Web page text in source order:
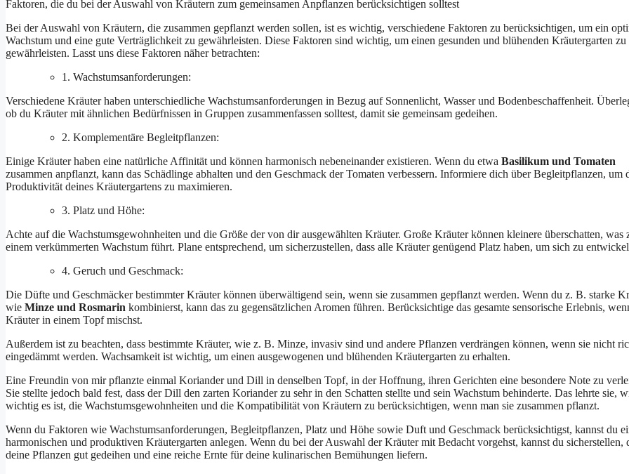
Faktoren, die du bei der Auswahl von Kräutern zum gemeinsamen Anpflanzen berücksichtigen solltest
Bei der Auswahl von Kräutern, die zusammen gepflanzt werden sollen, ist es wichtig, verschiedene Faktoren zu berücksichtigen, um ein
Wachstum und eine gute Verträglichkeit zu gewährleisten. Diese Faktoren sind wichtig, um einen gesunden und blühenden Kräutergarten zu
gewährleisten. Lasst uns diese Faktoren näher betrachten:
1. Wachstumsanforderungen:
Verschiedene Kräuter haben unterschiedliche Wachstumsanforderungen in Bezug auf Sonnenlicht, Wasser und Bodenbeschaffenheit.
ob du Kräuter mit ähnlichen Bedürfnissen in Gruppen zusammenfassen solltest, damit sie gemeinsam gedeihen.
2. Komplementäre Begleitpflanzen:
Einige Kräuter haben eine natürliche Affinität und können harmonisch nebeneinander existieren. Wenn du etwa Basilikum und Tomaten
zusammen anpflanzt, kann das Schädlinge abhalten und den Geschmack der Tomaten verbessern. Informiere dich über Begleitpflanzen, um
Produktivität deines Kräutergartens zu maximieren.
3. Platz und Höhe:
Achte auf die Wachstumsgewohnheiten und die Größe der von dir ausgewählten Kräuter. Große Kräuter können kleinere überschatten, was
einem verkümmerten Wachstum führt. Plane entsprechend, um sicherzustellen, dass alle Kräuter genügend Platz haben, um sich zu
4. Geruch und Geschmack:
Die Düfte und Geschmäcker bestimmter Kräuter können überwältigend sein, wenn sie zusammen gepflanzt werden. Wenn du z. B. starke
wie Minze und Rosmarin kombinierst, kann das zu gegensätzlichen Aromen führen. Berücksichtige das gesamte sensorische Erlebnis,
Kräuter in einem Topf mischst.
Außerdem ist zu beachten, dass bestimmte Kräuter, wie z. B. Minze, invasiv sind und andere Pflanzen verdrängen können, wenn sie nicht
eingedämmt werden. Wachsamkeit ist wichtig, um einen ausgewogenen und blühenden Kräutergarten zu erhalten.
Eine Freundin von mir pflanzte einmal Koriander und Dill in denselben Topf, in der Hoffnung, ihren Gerichten eine besondere Note zu
Sie stellte jedoch bald fest, dass der Dill den zarten Koriander zu sehr in den Schatten stellte und sein Wachstum behinderte. Das lehrte sie,
wichtig es ist, die Wachstumsgewohnheiten und die Kompatibilität von Kräutern zu berücksichtigen, wenn man sie zusammen pflanzt.
Wenn du Faktoren wie Wachstumsanforderungen, Begleitpflanzen, Platz und Höhe sowie Duft und Geschmack berücksichtigst, kannst du
harmonischen und produktiven Kräutergarten anlegen. Wenn du bei der Auswahl der Kräuter mit Bedacht vorgehst, kannst du sicherstellen,
deine Pflanzen gut gedeihen und eine reiche Ernte für deine kulinarischen Bemühungen liefern.